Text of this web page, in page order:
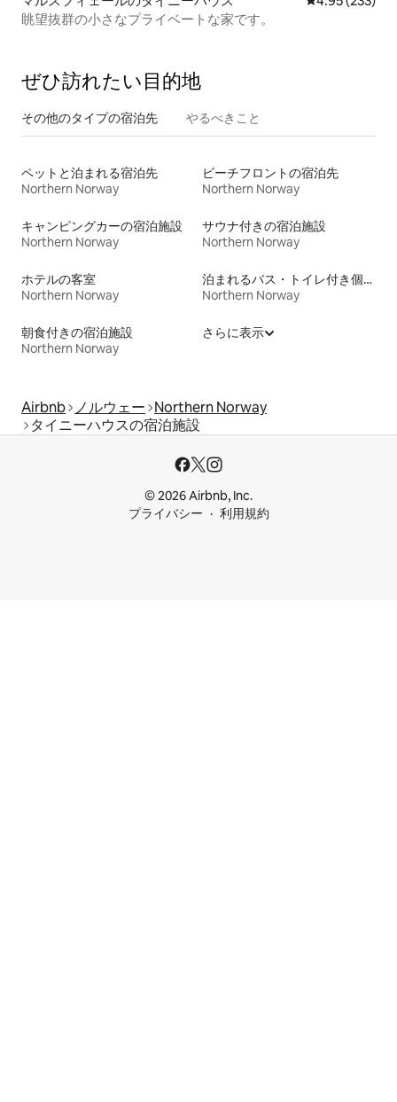
眺望抜群の小さなプライベートな家です。
ぜひ訪⁠れ⁠た⁠い目⁠的⁠地
その他のタ⁠イ⁠プ⁠の宿⁠泊⁠先 やるべきこと
ペットと泊まれる宿泊先
Northern Norway
ビーチフロントの宿泊先
Northern Norway
キャンピングカーの宿泊施設
Northern Norway
サウナ付きの宿泊施設
Northern Norway
ホテルの客室
Northern Norway
泊まれるバス・トイレ付き個室
Northern Norway
朝食付きの宿泊施設
Northern Norway
さらに表示
Airbnb ノルウェー Northern Norway
タイニーハウスの宿泊施設
© 2026 Airbnb, Inc.
プライバシー
利用規約